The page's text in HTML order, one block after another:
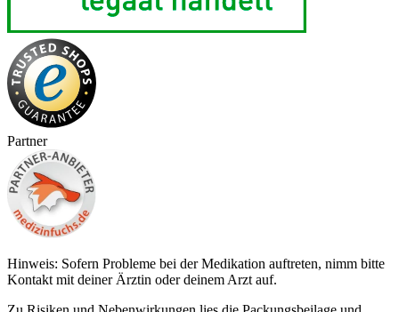
Partner
Hinweis: Sofern Probleme bei der Medikation auftreten, nimm bitte
Kontakt mit deiner Ärztin oder deinem Arzt auf.